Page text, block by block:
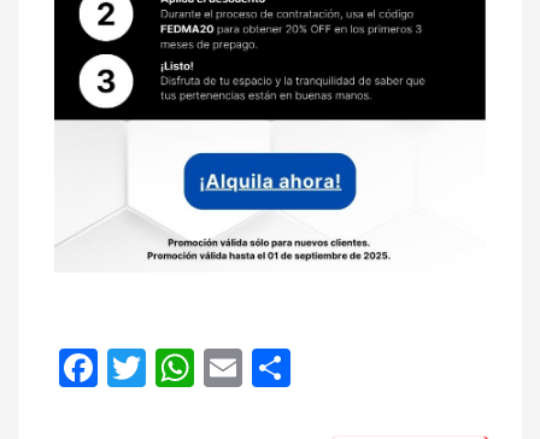
Facebook
Twitter
WhatsApp
Email